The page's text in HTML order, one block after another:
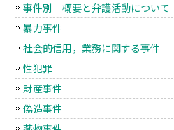
事件別―概要と弁護活動について
暴力事件
社会的信用，業務に関する事件
性犯罪
財産事件
偽造事件